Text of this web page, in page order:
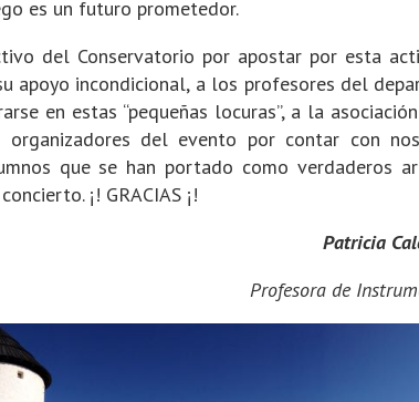
es un futuro prometedor.
del Conservatorio por apostar por esta
apoyo incondicional, a los profesores del
en estas “pequeñas locuras”, a la asociación
del evento por contar con
que se han portado como verdaderos
¡! GRACIAS ¡!
Patricia
Profesora de